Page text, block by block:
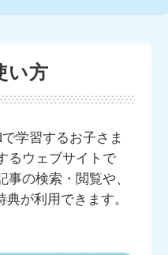
い方
学習するお子さま
るウェブサイトで
の検索・閲覧や、
が利用できます。